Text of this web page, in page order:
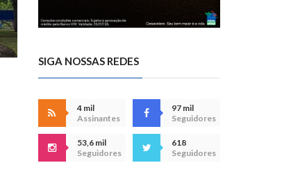
SIGA NOSSAS REDES
4 mil
Assinantes
97 mil
Seguidores
53,6 mil
Seguidores
618
Seguidores